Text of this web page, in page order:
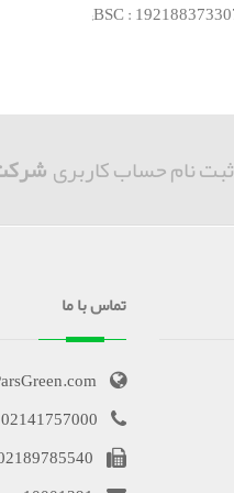
ثبت نام حساب کاربری
تماس با ما
02141757000